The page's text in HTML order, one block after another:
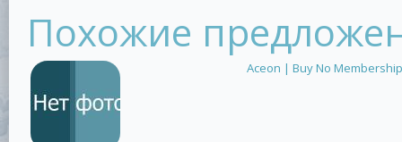
Похожие
Aceon | Buy No